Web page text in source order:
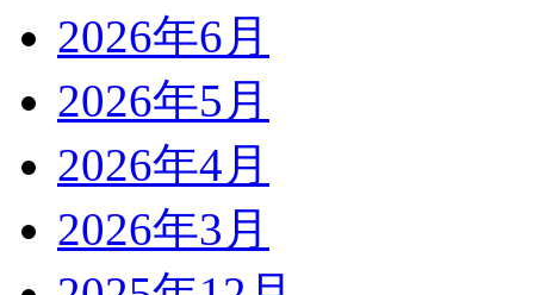
2026年6月
2026年5月
2026年4月
2026年3月